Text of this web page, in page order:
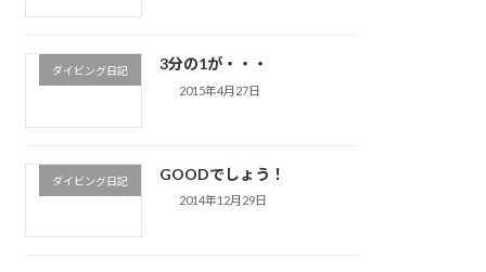
ダイビング日記 3分の1が・・・
2015年4月27日
ダイビング日記 GOODでしょう！
2014年12月29日